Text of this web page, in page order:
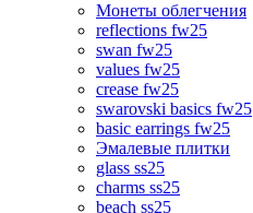
Монеты облегчения
reflections fw25
swan fw25
values fw25
crease fw25
swarovski basics fw25
basic earrings fw25
Эмалевые плитки
glass ss25
charms ss25
beach ss25